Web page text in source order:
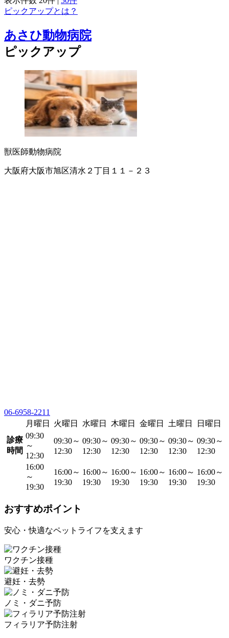
ピックアップとは？
あさひ動物病院
ピックアップ
獣医師動物病院
大阪府大阪市旭区清水２丁目１１－２３
06-6958-2211
月曜日
火曜日 水曜日 木曜日 金曜日 土曜日
日曜日
診療
時間
09:30
～
12:30
09:30～
12:30
09:30～
12:30
09:30～
12:30
09:30～
12:30
09:30～
12:30
09:30～
12:30
16:00
～
19:30
16:00～
19:30
16:00～
19:30
16:00～
19:30
16:00～
19:30
16:00～
19:30
16:00～
19:30
おすすめポイント
安心・快適なペットライフを支えます
ワクチン接種
避妊・去勢
ノミ・ダニ予防
フィラリア予防注射